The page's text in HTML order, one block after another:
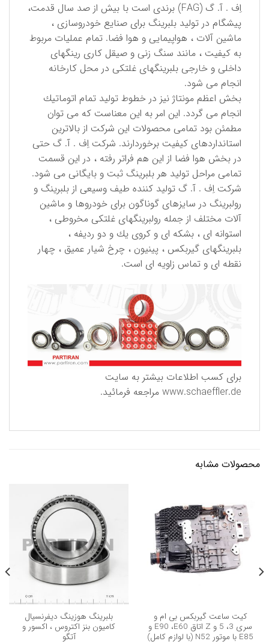
اِف . آ. گ (FAG) برندی است با بیش از صد سال قدمت،
پیشگام در تولید بلبرینگ برای صنایع خودروسازی ،
ماشین آلات ، هواپیمایی و هوا فضا. تمام عملیات مربوط
به كیفیت ، مانند سنگ زنی و صیقل كاری رینگهای
داخلی و خارجی بلبرینگهای غلتكی در محل كارخانه
انجام می شود.
بخش اعظم مونتاژ نیز در خطوط تولید تمام اتوماتیك
انجام می گردد. این امر به این معناست كه می توان
مطمئن بود تمامی محصولات این شركت از بالاترین
استانداردهای كیفیت برخوردارند. شركت اِف . آ. گ حتی
در بخش هوا فضا از این هم فراتر رفته ، در این قسمت
تمامی مراحل تولید هر بلبرینگ ثبت و بایگانی می شود.
شركت اِف . آ. گ تولید كننده طیف وسیعی از بلبرینگ و
رولبرینگ در سایزهای گوناگون برای خودروها و ماشین
آلات مختلف از جمله رولبرینگهای غلتكی مخروطی ،
استوانه ای ، بشكه ای و كروی یك و دو ردیفه ،
بلبرینگهای گیربكس ، پینیون ، چرخ شیار عمیق ، چهار
نقطه ای و تماس زاویه ای است.
برای كسب اطلاعات بیشتر به سایت
www.schaeffler.de مراجعه فرمائید.
محصولات مشابه
کیت ساعت گیربکس بی ام و
سری 3، 5 و Z اتاق E90 ،E60 و
E85 با موتور N52 (با لوازم کامل)
بلبرینگ هوزینگ دیفرنسیال
کامیون بنز اکتروس ، اکسور و
آتگو